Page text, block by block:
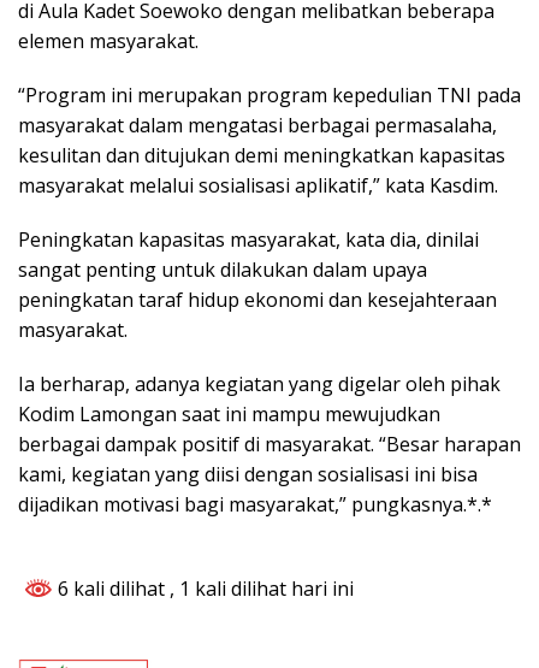
di Aula Kadet Soewoko dengan melibatkan beberapa
elemen masyarakat.
“Program ini merupakan program kepedulian TNI pada
masyarakat dalam mengatasi berbagai permasalaha,
kesulitan dan ditujukan demi meningkatkan kapasitas
masyarakat melalui sosialisasi aplikatif,” kata Kasdim.
Peningkatan kapasitas masyarakat, kata dia, dinilai
sangat penting untuk dilakukan dalam upaya
peningkatan taraf hidup ekonomi dan kesejahteraan
masyarakat.
Ia berharap, adanya kegiatan yang digelar oleh pihak
Kodim Lamongan saat ini mampu mewujudkan
berbagai dampak positif di masyarakat. “Besar harapan
kami, kegiatan yang diisi dengan sosialisasi ini bisa
dijadikan motivasi bagi masyarakat,” pungkasnya.*.*
6 kali dilihat , 1 kali dilihat hari ini